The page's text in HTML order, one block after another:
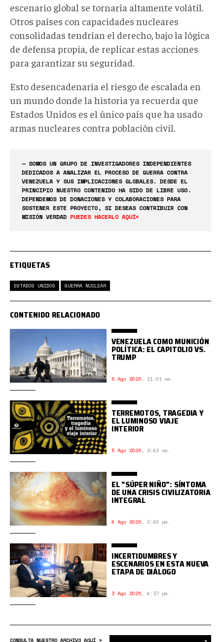
escenario global se tornaría altamente volátil.
Otros países con capacidades nucleares
consolidadas tendrían el derecho, bajo la lógica
de defensa propia, de replicar estas acciones
para garantizar su seguridad.
Esto desencadenaría el riesgo de escalada en
un mundo donde la historia ya recuerda que
Estados Unidos es el único país que ha usado
armas nucleares contra población civil.
— SOMOS UN GRUPO DE INVESTIGADORES INDEPENDIENTES
DEDICADOS A ANALIZAR EL PROCESO DE GUERRA CONTRA
VENEZUELA Y SUS IMPLICACIONES GLOBALES. DESDE EL
PRINCIPIO NUESTRO CONTENIDO HA SIDO DE LIBRE USO.
DEPENDEMOS DE DONACIONES Y COLABORACIONES PARA
SOSTENER ESTE PROYECTO, SI DESEAS CONTRIBUIR CON
MISIÓN VERDAD PUEDES HACERLO AQUÍ<
ETIQUETAS
ESTADOS UNIDOS GUERRA NUCLEAR
CONTENIDO RELACIONADO
VENEZUELA COMO MUNICIÓN
POLÍTICA: EL CAPITOLIO VS.
TRUMP
6 Ago 2026, 11:01 am.
TERREMOTOS, TRAGEDIA Y
EL LUMINOSO VIAJE
INTERIOR
5 Ago 2026, 9:42 am.
EL "SÚPER NIÑO": SÍNTOMA
DE UNA CRISIS CIVILIZATORIA
INTEGRAL
4 Ago 2026, 2:40 pm.
INCERTIDUMBRES Y
ESCENARIOS EN ESTA NUEVA
ETAPA DE DIÁLOGO
3 Ago 2026, 4:37 pm.
CONSULTA NUESTRO ARCHIVO AQUÍ >